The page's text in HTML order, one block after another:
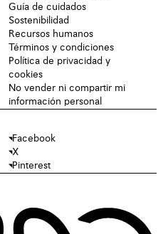
Guía de cuidados
Sostenibilidad
Recursos humanos
Términos y condiciones
Política de privacidad y
cookies
No vender ni compartir mi
información personal
Facebook
X
Pinterest